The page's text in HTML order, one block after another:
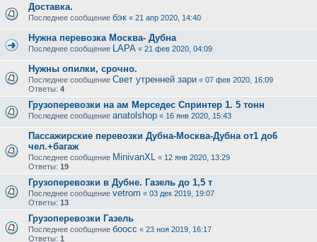
Доставка.
Последнее сообщение бэк « 21 апр 2020, 14:40
Нужна перевозка Москва- Дубна
Последнее сообщение LAPA « 21 фев 2020, 04:09
Нужны опилки, срочно.
Последнее сообщение Свет утренней зари « 07 фев 2020, 16:09
Ответы: 4
Грузоперевозки на ам Мерседес Спринтер 1. 5 тонн
Последнее сообщение anatolshop « 16 янв 2020, 15:43
Пассажирские перевозки Дубна-Москва-Дубна от1 до6
чел.+багаж
Последнее сообщение MinivanXL « 12 янв 2020, 13:29
Ответы: 19
Грузоперевозки в Дубне. Газель до 1,5 т
Последнее сообщение vetrom « 03 дек 2019, 19:07
Ответы: 13
Грузоперевозки Газель
Последнее сообщение боосс « 23 ноя 2019, 16:17
Ответы: 1